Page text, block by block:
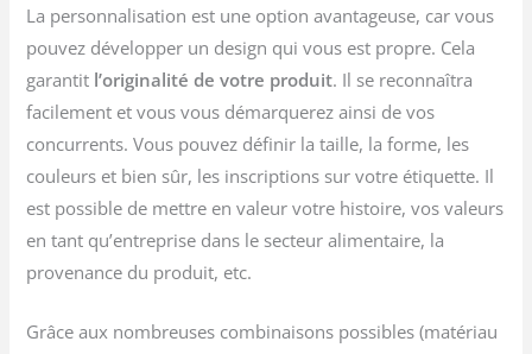
La personnalisation est une option avantageuse, car vous
pouvez développer un design qui vous est propre. Cela
garantit l’originalité de votre produit. Il se reconnaîtra
facilement et vous vous démarquerez ainsi de vos
concurrents. Vous pouvez définir la taille, la forme, les
couleurs et bien sûr, les inscriptions sur votre étiquette. Il
est possible de mettre en valeur votre histoire, vos valeurs
en tant qu’entreprise dans le secteur alimentaire, la
provenance du produit, etc.
Grâce aux nombreuses combinaisons possibles (matériau